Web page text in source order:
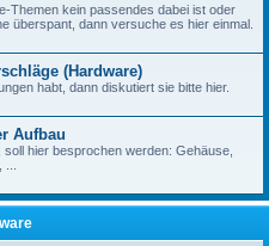
Themen kein passendes dabei ist oder
überspant, dann versuche es hier einmal.
(Hardware)
habt, dann diskutiert sie bitte hier.
Aufbau
hier besprochen werden: Gehäuse,